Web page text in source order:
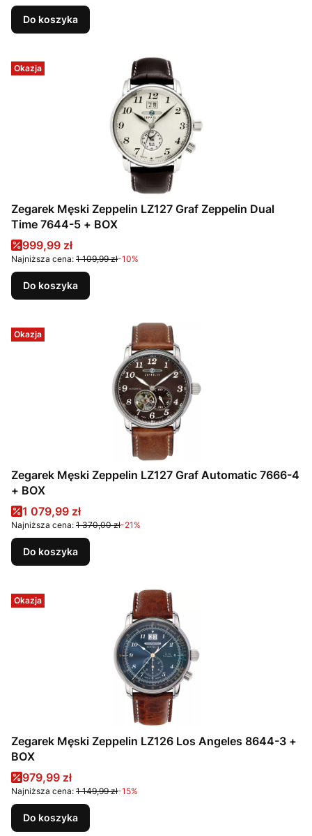
Do koszyka
Okazja
Zegarek Męski Zeppelin LZ127 Graf Zeppelin Dual
Time 7644-5 + BOX
Cena promocyjna
999,99 zł
Najniższa cena: 1 109,99 zł-10%
Do koszyka
Okazja
Zegarek Męski Zeppelin LZ127 Graf Automatic 7666-4
+ BOX
Cena promocyjna
1 079,99 zł
Najniższa cena: 1 370,00 zł-21%
Do koszyka
Okazja
Zegarek Męski Zeppelin LZ126 Los Angeles 8644-3 +
BOX
Cena promocyjna
979,99 zł
Najniższa cena: 1 149,99 zł-15%
Do koszyka